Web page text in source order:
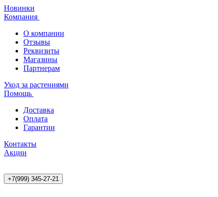
Новинки
Компания
О компании
Отзывы
Реквизиты
Магазины
Партнерам
Уход за растениями
Помощь
Доставка
Оплата
Гарантии
Контакты
Акции
+7(999) 345-27-21